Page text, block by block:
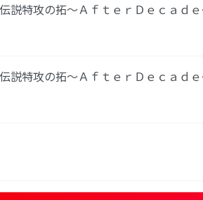
説特攻の拓～ＡｆｔｅｒＤｅｃａｄｅ
説特攻の拓～ＡｆｔｅｒＤｅｃａｄｅ